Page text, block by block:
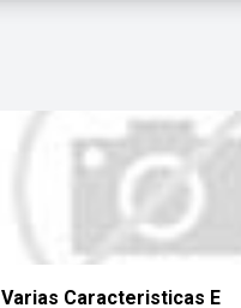
Varias Caracteristicas E